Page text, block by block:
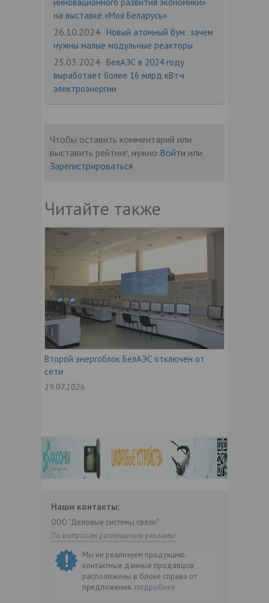
на выставке «Моя Беларусь»
26.10.2024 Новый атомный бум: зачем
нужны малые модульные реакторы
25.03.2024 БелАЭС в 2024 году
выработает более 16 млрд кВт·ч
электроэнергии
Чтобы оставить комментарий или
выставить рейтинг, нужно Войти или
Зарегистрироваться
Читайте также
Второй энергоблок БелАЭС отключен от
сети
29.07.2026
Наши контакты:
ООО "Деловые системы связи"
По вопросам размещения рекламы
Мы не реализуем продукцию,
контактные данные продавцов
расположены в блоке справа от
предложения. подробнее